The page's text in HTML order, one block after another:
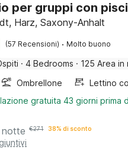
per gruppi con
Harz, Saxony-Anhalt
(57 Recensioni) · Molto buono
· 4 Bedrooms · 125 Area in
Ombrellone
gratuita 43 giorni prima
notte €271 38% di sconto